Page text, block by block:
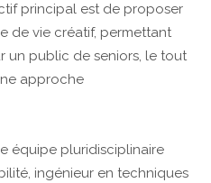
principal est de proposer
de vie créatif, permettant
un public de seniors, le tout
approche
équipe pluridisciplinaire
ingénieur en techniques